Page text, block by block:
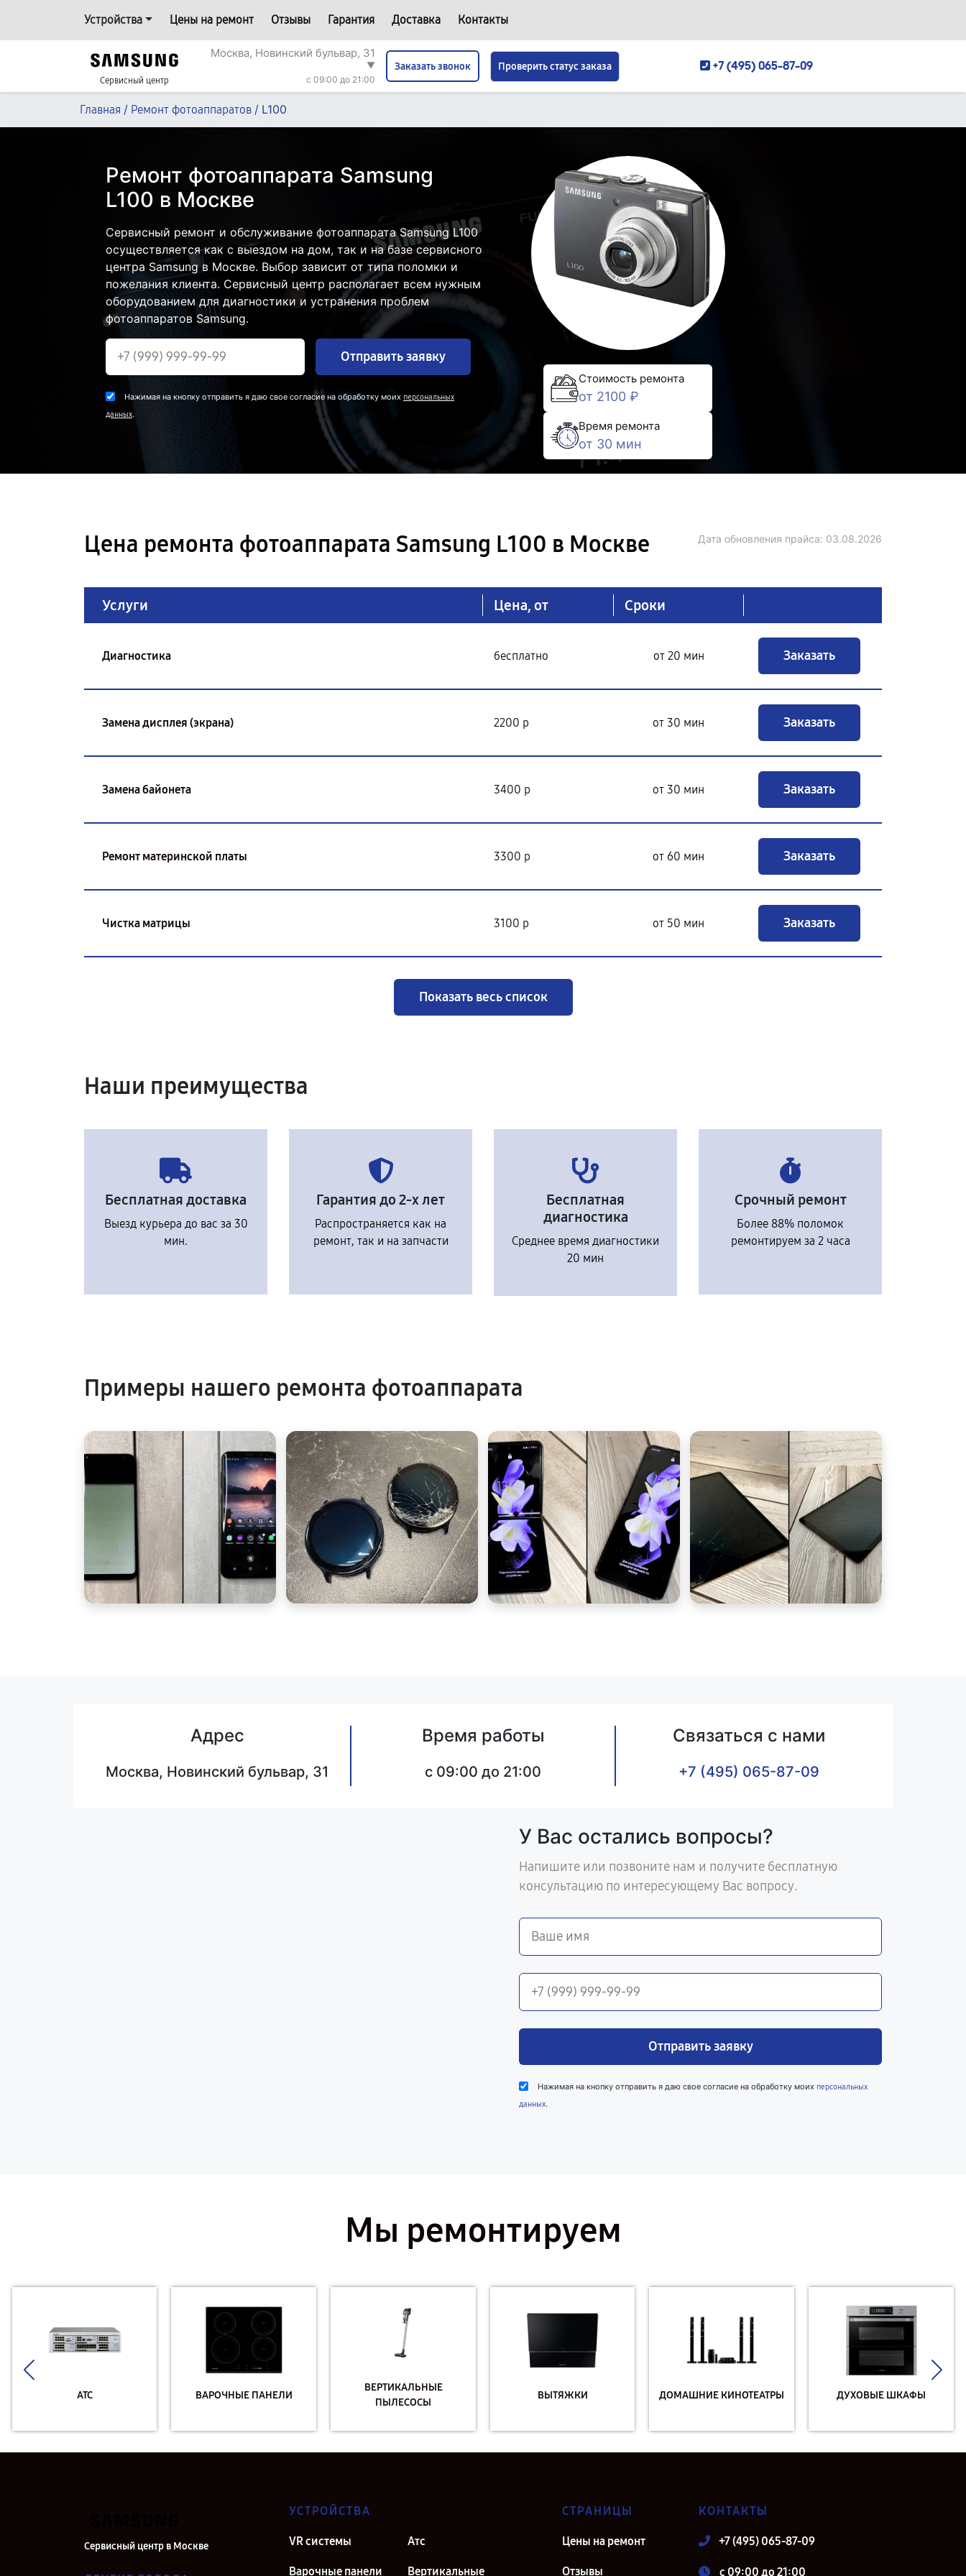
Устройства Цены на ремонт Отзывы Гарантия Доставка Контакты
Сервисный центр
Москва, Новинский бульвар, 31
▼
c 09:00 до 21:00
Заказать звонок Проверить статус заказа +7 (495) 065-87-09
Главная / Ремонт фотоаппаратов / L100
Ремонт фотоаппарата Samsung
L100 в Москве
Сервисный ремонт и обслуживание фотоаппарата Samsung L100
осуществляется как с выездом на дом, так и на базе сервисного
центра Samsung в Москве. Выбор зависит от типа поломки и
пожелания клиента. Сервисный центр располагает всем нужным
оборудованием для диагностики и устранения проблем
фотоаппаратов Samsung.
Отправить заявку
Нажимая на кнопку отправить я даю свое согласие на обработку моих персональных
данных.
Стоимость ремонта
от 2100 ₽
Время ремонта
от 30 мин
Цена ремонта фотоаппарата Samsung L100 в Москве Дата обновления прайса: 03.08.2026
Услуги Цена, от Сроки
Диагностика бесплатно от 20 мин Заказать
Замена дисплея (экрана) 2200 р от 30 мин Заказать
Замена байонета 3400 р от 30 мин Заказать
Ремонт материнской платы 3300 р от 60 мин Заказать
Чистка матрицы 3100 р от 50 мин Заказать
Показать весь список
Наши преимущества
Бесплатная доставка
Выезд курьера до вас за 30
мин.
Гарантия до 2-х лет
Распространяется как на
ремонт, так и на запчасти
Бесплатная
диагностика
Среднее время диагностики
20 мин
Срочный ремонт
Более 88% поломок
ремонтируем за 2 часа
Примеры нашего ремонта фотоаппарата
Адрес
Москва, Новинский бульвар, 31
Время работы
c 09:00 до 21:00
Связаться с нами
+7 (495) 065-87-09
У Вас остались вопросы?
Напишите или позвоните нам и получите бесплатную
консультацию по интересующему Вас вопросу.
Отправить заявку
Нажимая на кнопку отправить я даю свое согласие на обработку моих персональных
данных.
Мы ремонтируем
АТС ВАРОЧНЫЕ ПАНЕЛИ
ВЕРТИКАЛЬНЫЕ
ПЫЛЕСОСЫ
ВЫТЯЖКИ ДОМАШНИЕ КИНОТЕАТРЫ ДУХОВЫЕ ШКАФЫ
Сервисный центр в Москве
УСТРОЙСТВА
VR системы Атс
Варочные панели Вертикальные
СТРАНИЦЫ
Цены на ремонт
Отзывы
КОНТАКТЫ
+7 (495) 065-87-09
c 09:00 до 21:00